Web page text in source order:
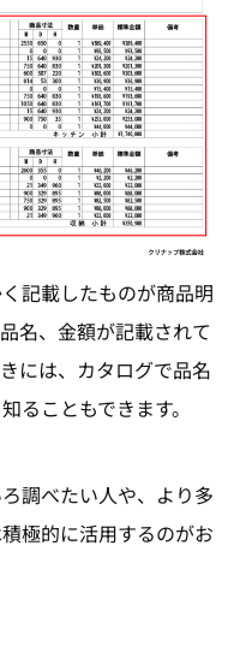
記載したものが商品明
名、金額が記載されて
には、カタログで品名
ることもできます。
調べたい人や、より多
極的に活用するのがお